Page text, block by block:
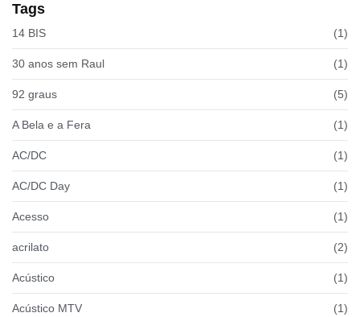
Tags
14 BIS (1)
30 anos sem Raul (1)
92 graus (5)
A Bela e a Fera (1)
AC/DC (1)
AC/DC Day (1)
Acesso (1)
acrilato (2)
Acústico (1)
Acústico MTV (1)